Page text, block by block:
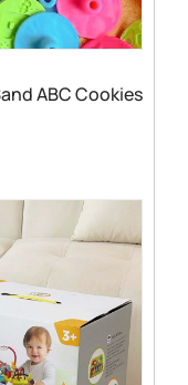
ABC Cookies